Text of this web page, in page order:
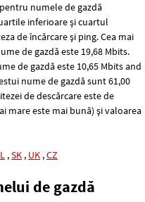
numele de gazdă
inferioare și cuartul
de încărcare și ping. Cea mai
de gazdă este 19,68 Mbits.
de gazdă este 10,65 Mbits and
nume de gazdă sunt 61,00
de descărcare este de
mare este mai bună) și valoarea
,SK , UK ,CZ
de gazdă